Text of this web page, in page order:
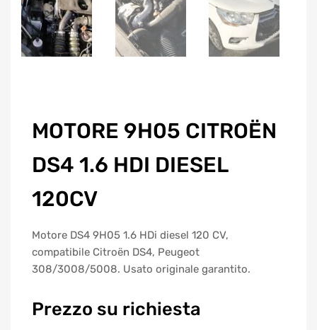
MOTORE 9H05 CITROËN
DS4 1.6 HDI DIESEL
120CV
Motore DS4 9H05 1.6 HDi diesel 120 CV,
compatibile Citroën DS4, Peugeot
308/3008/5008. Usato originale garantito.
Prezzo su richiesta